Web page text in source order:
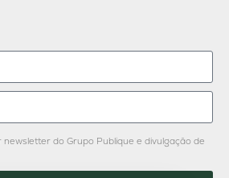
do Grupo Publique e divulgação de